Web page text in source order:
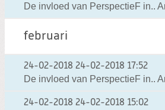
De invloed van PerspectieF in..
februari
24-02-2018 24-02-2018 17:52
De invloed van PerspectieF in..
24-02-2018 24-02-2018 15:02